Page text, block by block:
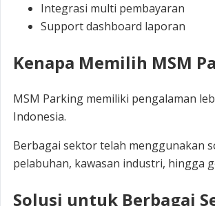
Integrasi multi pembayaran
Support dashboard laporan
Kenapa Memilih MSM
MSM Parking memiliki pengalaman
Indonesia.
Berbagai sektor telah menggunakan
pelabuhan, kawasan industri, hingga
Solusi untuk Berbagai